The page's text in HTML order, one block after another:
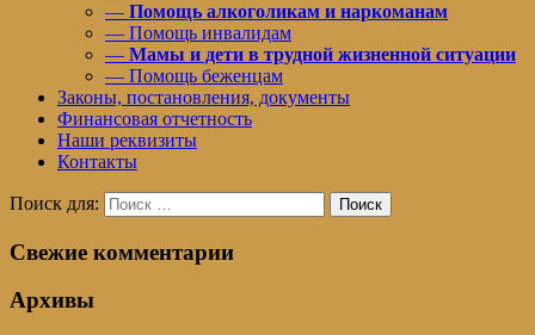
— Помощь алкоголикам и наркоманам
— Помощь инвалидам
— Мамы и дети в трудной жизненной ситуации
— Помощь беженцам
Законы, постановления, документы
Финансовая отчетность
Наши реквизиты
Контакты
Поиск для: Поиск
Свежие комментарии
Архивы